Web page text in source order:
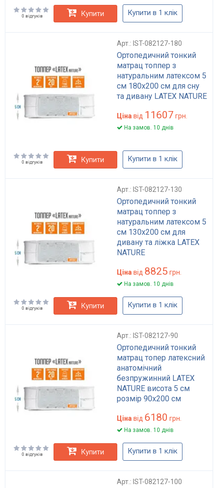
0 відгуків Купити Купити в 1 клік
Арт.: IST-082127-180
Ортопедичний тонкий
матрац топпер з
натуральним латексом 5
см 180x200 см для сну
та дивану LATEX NATURE
Ціна від 11607 грн.
На замов. 10 днів
0 відгуків Купити Купити в 1 клік
Арт.: IST-082127-130
Ортопедичний тонкий
матрац топпер з
натуральним латексом 5
см 130x200 см для
дивану та ліжка LATEX
NATURE
Ціна від 8825 грн.
На замов. 10 днів
0 відгуків Купити Купити в 1 клік
Арт.: IST-082127-90
Ортопедичний тонкий
матрац топер латексний
анатомічний
безпружинний LATEX
NATURE висота 5 см
розмір 90x200 см
Ціна від 6180 грн.
На замов. 10 днів
0 відгуків Купити Купити в 1 клік
Арт.: IST-082127-100